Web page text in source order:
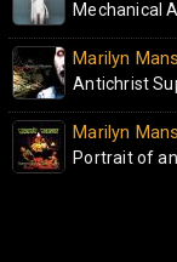
Mechanical
Marilyn
Antichrist
Marilyn
Portrait of an